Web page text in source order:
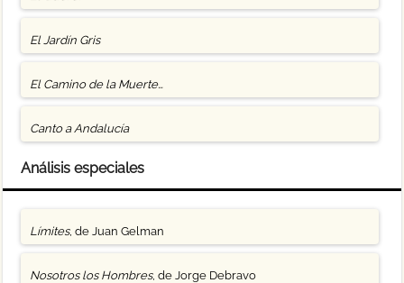
El Jardín Gris
El Camino de la Muerte…
Canto a Andalucía
Análisis especiales
Límites, de Juan Gelman
Nosotros los Hombres, de Jorge Debravo